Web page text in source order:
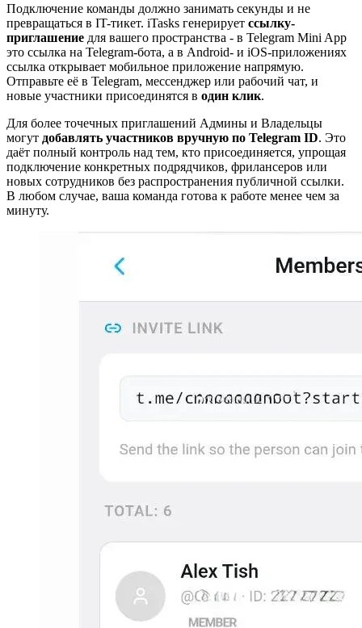
Подключение команды должно занимать секунды и не
превращаться в IT-тикет. iTasks генерирует ссылку-
приглашение для вашего пространства - в Telegram Mini App
это ссылка на Telegram-бота, а в Android- и iOS-приложениях
ссылка открывает мобильное приложение напрямую.
Отправьте её в Telegram, мессенджер или рабочий чат, и
новые участники присоединятся в один клик.
Для более точечных приглашений Админы и Владельцы
могут добавлять участников вручную по Telegram ID. Это
даёт полный контроль над тем, кто присоединяется, упрощая
подключение конкретных подрядчиков, фрилансеров или
новых сотрудников без распространения публичной ссылки.
В любом случае, ваша команда готова к работе менее чем за
минуту.